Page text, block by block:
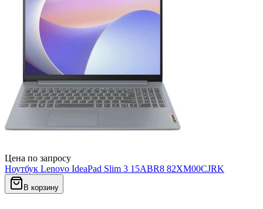
Цена по запросу
Ноутбук Lenovo IdeaPad Slim 3 15ABR8 82XM00CJRK
В корзину